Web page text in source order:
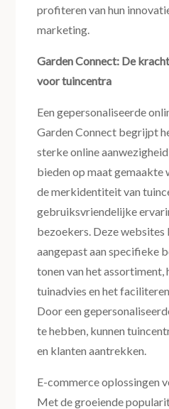
profiteren van hun
marketing.
Garden Connect: De
voor tuincentra
Een gepersonaliseerde
Garden Connect begrijpt
sterke online
bieden op maat gemaakte
de merkidentiteit van
gebruiksvriendelijke
bezoekers. Deze websites
aangepast aan specifieke
tonen van het assortiment,
tuinadvies en het
Door een
te hebben, kunnen
en klanten aantrekken.
E-commerce oplossingen
Met de groeiende